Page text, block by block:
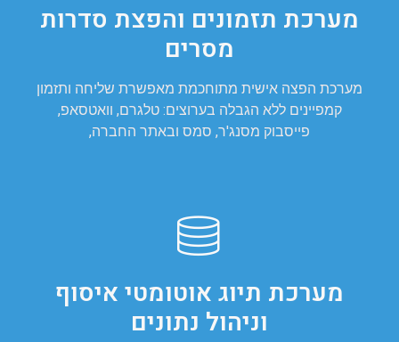
מערכת תזמונים והפצת סדרות
מסרים
מערכת הפצה אישית מתוחכמת מאפשרת שליחה ותזמון
קמפיינים ללא הגבלה בערוצים: טלגרם, וואטסאפ,
פייסבוק מסנג'ר, סמס ובאתר החברה,
מערכת תיוג אוטומטי איסוף
וניהול נתונים